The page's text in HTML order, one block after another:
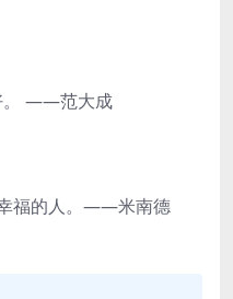
。 ——范大成
福的人。——米南德